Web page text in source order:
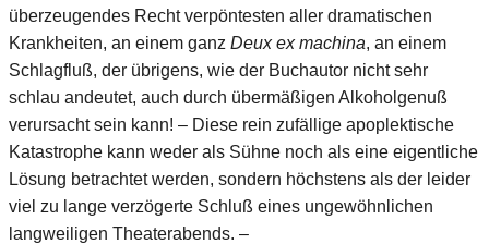
überzeugendes Recht verpöntesten aller dramatischen
Krankheiten, an einem ganz Deux ex machina, an einem
Schlagfluß, der übrigens, wie der Buchautor nicht sehr
schlau andeutet, auch durch übermäßigen Alkoholgenuß
verursacht sein kann! – Diese rein zufällige apoplektische
Katastrophe kann weder als Sühne noch als eine eigentliche
Lösung betrachtet werden, sondern höchstens als der leider
viel zu lange verzögerte Schluß eines ungewöhnlichen
langweiligen Theaterabends. –